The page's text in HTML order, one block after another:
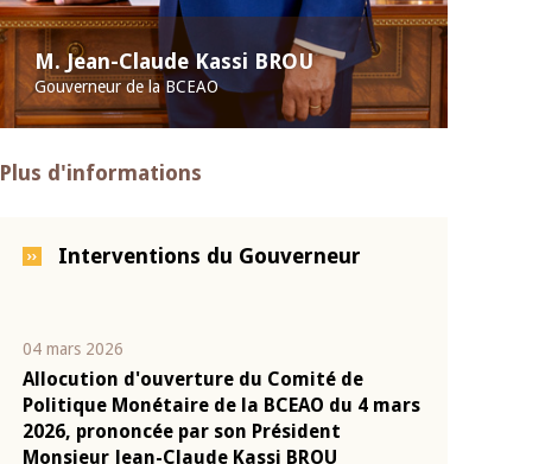
M. Jean-Claude Kassi BROU
Gouverneur de la BCEAO
Plus d'informations
Interventions du Gouverneur
04 mars 2026
Allocution d'ouverture du Comité de
Politique Monétaire de la BCEAO du 4 mars
2026, prononcée par son Président
Monsieur Jean-Claude Kassi BROU